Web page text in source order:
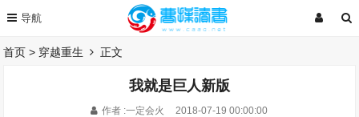
首页 > 穿越重生 正文
我就是巨人新版
作者 :一定会火 2018-07-19 00:00:00